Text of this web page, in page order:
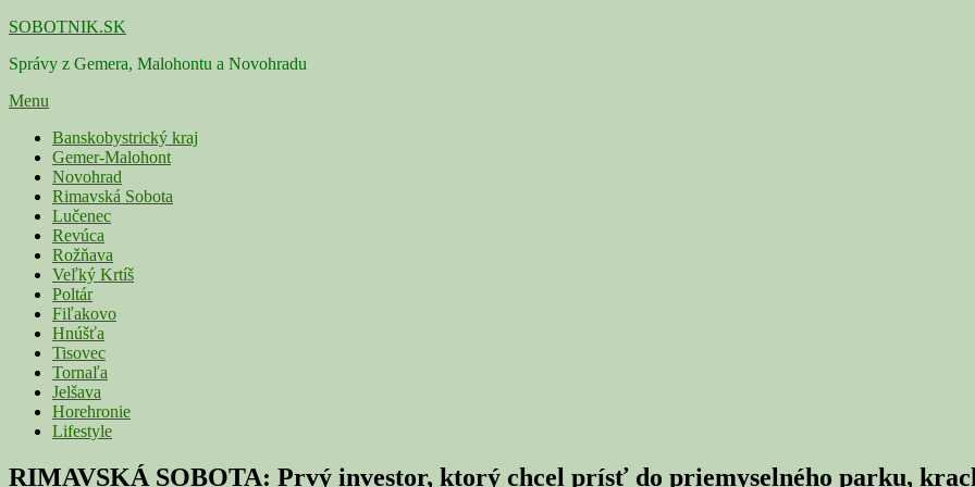
Skip
content
SOBOTNIK.SK
Správy z Gemera, Malohontu a Novohradu
Menu
Primárne
menu
Banskobystrický kraj
Gemer-Malohont
Novohrad
Rimavská Sobota
Lučenec
Revúca
Rožňava
Veľký Krtíš
Poltár
Fiľakovo
Hnúšťa
Tisovec
Tornaľa
Jelšava
Horehronie
Lifestyle
RIMAVSKÁ SOBOTA: Prvý investor, ktorý chcel prísť do priemyselného parku,